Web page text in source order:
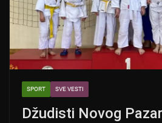
k
SPORT SVE VESTI
Džudisti Novog